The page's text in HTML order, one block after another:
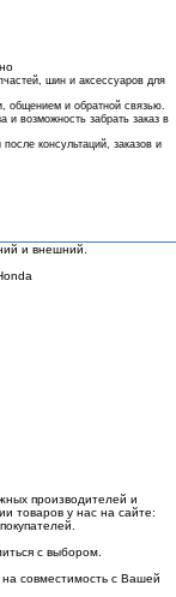
шин и аксессуаров для
общением и обратной связью.
и возможность забрать заказ в
консультаций, заказов и
и внешний.
производителей и
товаров у нас на сайте:
с выбором.
на совместимость с Вашей